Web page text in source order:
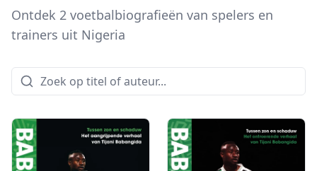
Ontdek 2 voetbalbiografieën van spelers en
trainers uit Nigeria